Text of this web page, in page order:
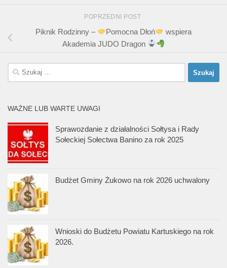
POPRZEDNI POST
Piknik Rodzinny – Pomocna Dłoń
wspiera
Akademia JUDO Dragon
Szukaj:
WAŻNE LUB WARTE UWAGI
Sprawozdanie z działalności Sołtysa i Rady
Sołeckiej Sołectwa Banino za rok 2025
Budżet Gminy Żukowo na rok 2026 uchwalony
Wnioski do Budżetu Powiatu Kartuskiego na rok
2026.